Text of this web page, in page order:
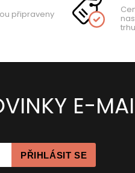
připraveny
trhu
E-
PŘIHLÁSIT SE